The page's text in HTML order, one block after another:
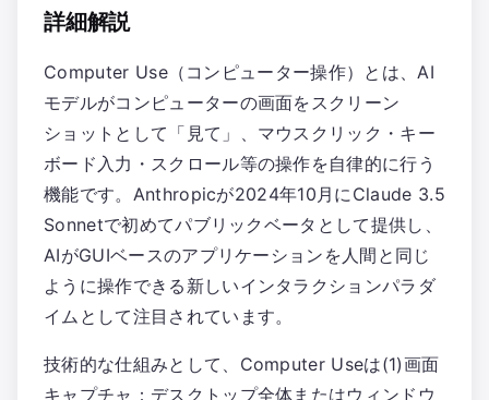
詳細解説
Computer Use（コンピューター操作）とは、AI
モデルがコンピューターの画面をスクリーン
ショットとして「見て」、マウスクリック・キー
ボード入力・スクロール等の操作を自律的に行う
機能です。Anthropicが2024年10月にClaude 3.5
Sonnetで初めてパブリックベータとして提供し、
AIがGUIベースのアプリケーションを人間と同じ
ように操作できる新しいインタラクションパラダ
イムとして注目されています。
技術的な仕組みとして、Computer Useは(1)画面
キャプチャ：デスクトップ全体またはウィンドウ